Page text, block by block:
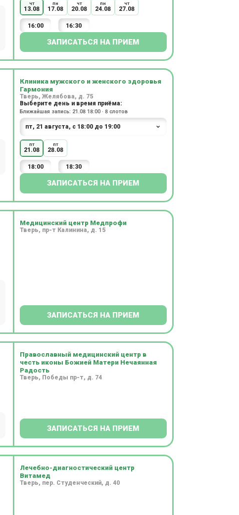
чт
13.08
пн
17.08
чт
20.08
пн
24.08
чт
27.08
16:00 16:30
ЗАПИСАТЬСЯ НА ПРИЕМ
Клиника мужского и женского здоровья
Гармония
Тверь, Желябова, д. 75
Выберите день и время приёма:
Ближайшая запись: 21.08 18:00 · 8 слотов
пт
21.08
пт
28.08
18:00 18:30
ЗАПИСАТЬСЯ НА ПРИЕМ
Медицинский центр Медпрофи
Тверь, пр-т Калинина, д. 15
ЗАПИСАТЬСЯ НА ПРИЕМ
Православный медицинский центр в
честь иконы Божией Матери Нечаянная
Радость
Тверь, Победы пр-т, д. 74
ЗАПИСАТЬСЯ НА ПРИЕМ
Лечебно-диагностический центр
Витамед
Тверь, пер. Студенческий, д. 40